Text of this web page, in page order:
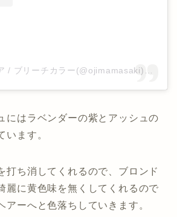
にはラベンダーの紫とアッシュの
います。
打ち消してくれるので、ブロンド
麗に黄色味を無くしてくれるので
アーへと色落ちしていきます。